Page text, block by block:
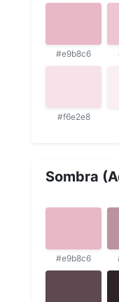
#e9b8c6
#f6e2e8
Sombra
#e9b8c6